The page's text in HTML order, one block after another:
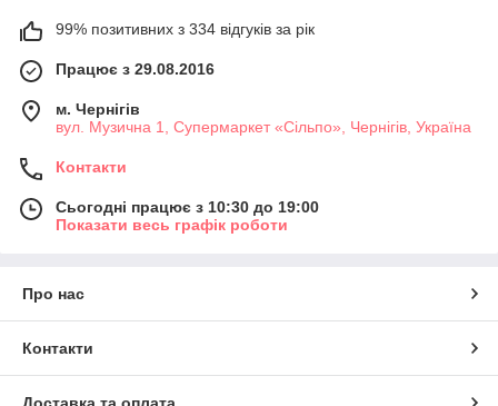
99% позитивних з 334 відгуків за рік
Працює з 29.08.2016
м. Чернігів
вул. Музична 1, Супермаркет «Сільпо», Чернігів, Україна
Контакти
Сьогодні працює з 10:30 до 19:00
Показати весь графік роботи
Про нас
Контакти